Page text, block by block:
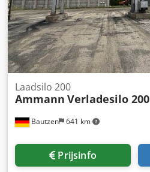
Bautzen 641 km
Laadsilo 200
Ammann Verladesilo 200
Prijsinfo